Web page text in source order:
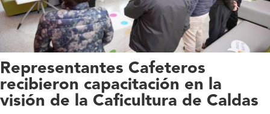
Representantes Cafeteros
recibieron capacitación en la
visión de la Caficultura de Caldas